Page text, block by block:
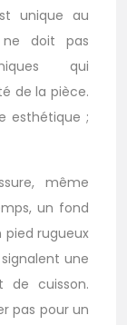
unique au
ne doit pas
qui
de la pièce.
esthétique ;
même
un fond
pied rugueux
une
de cuisson.
pas pour un